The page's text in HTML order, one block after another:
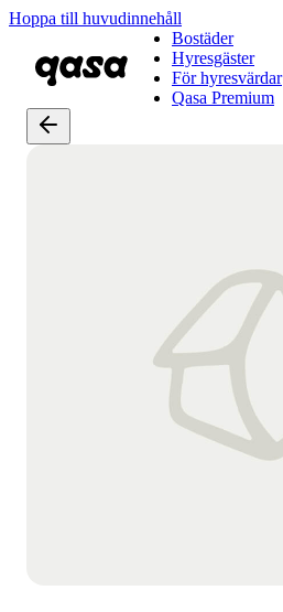
Hoppa till huvudinnehåll
Bostäder
Hyresgäster
För hyresvärdar
Qasa Premium